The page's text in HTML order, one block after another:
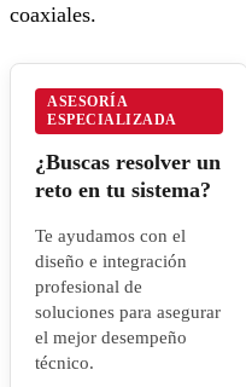
coaxiales.
ASESORÍA
ESPECIALIZADA
¿Buscas resolver un
reto en tu sistema?
Te ayudamos con el
diseño e integración
profesional de
soluciones para asegurar
el mejor desempeño
técnico.